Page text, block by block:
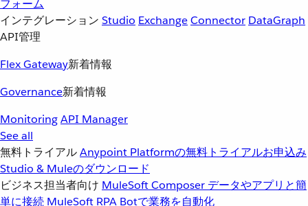
フォーム
インテグレーション Studio ExchangeConnector DataGraph
API管理
Flex Gateway新着情報
Governance新着情報
MonitoringAPI Manager
See all
無料トライアルAnypoint Platformの無料トライアルお申込み
Studio & Muleのダウンロード
ビジネス担当者向け MuleSoft Composer データやアプリと簡
単に接続 MuleSoft RPA Botで業務を自動化